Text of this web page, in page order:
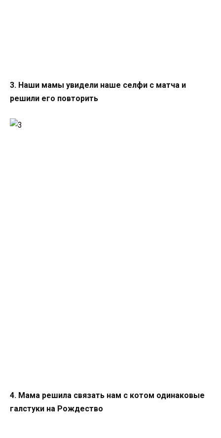
3. Наши мамы увидели наше селфи с матча и
решили его повторить
4. Мама решила связать нам с котом одинаковые
галстуки на Рождество